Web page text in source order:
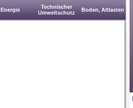
Energie
Technischer
Umweltschutz
Boden, Altlasten